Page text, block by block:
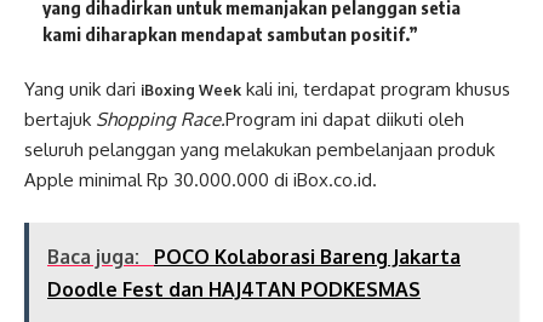
yang dihadirkan untuk memanjakan pelanggan setia
kami diharapkan mendapat sambutan positif.”
Yang unik dari iBoxing Week kali ini, terdapat program khusus
bertajuk Shopping Race.Program ini dapat diikuti oleh
seluruh pelanggan yang melakukan pembelanjaan produk
Apple minimal Rp 30.000.000 di iBox.co.id.
Baca juga:
POCO Kolaborasi Bareng Jakarta
Doodle Fest dan HAJ4TAN PODKESMAS